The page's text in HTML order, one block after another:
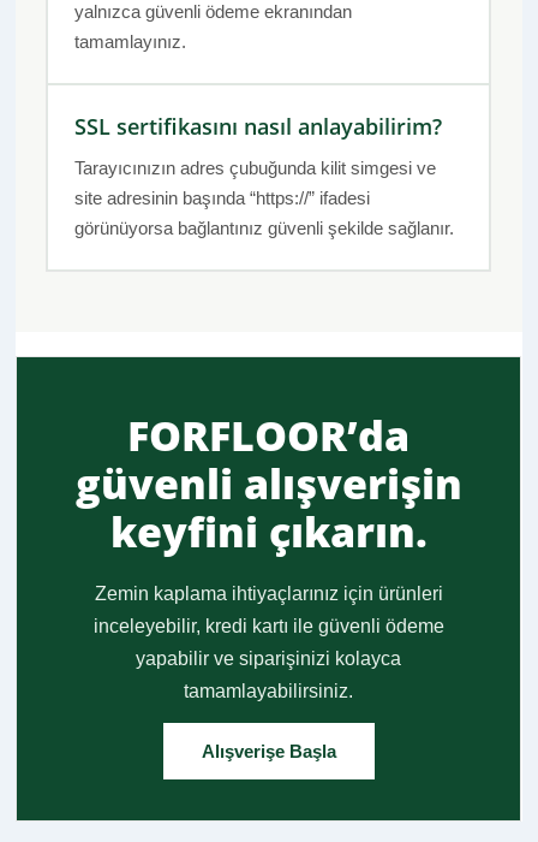
yalnızca güvenli ödeme ekranından
tamamlayınız.
SSL sertifikasını nasıl anlayabilirim?
Tarayıcınızın adres çubuğunda kilit simgesi ve
site adresinin başında “https://” ifadesi
görünüyorsa bağlantınız güvenli şekilde sağlanır.
FORFLOOR’da
güvenli alışverişin
keyfini çıkarın.
Zemin kaplama ihtiyaçlarınız için ürünleri
inceleyebilir, kredi kartı ile güvenli ödeme
yapabilir ve siparişinizi kolayca
tamamlayabilirsiniz.
Alışverişe Başla